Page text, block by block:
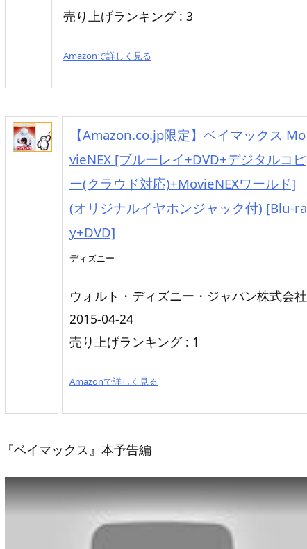
売り上げランキング : 3
Amazonで詳しく見る
【Amazon.co.jp限定】ベイマックス Mo
vieNEX [ブルーレイ+DVD+デジタルコピ
ー(クラウド対応)+MovieNEXワールド]
(オリジナルイヤホンジャック付) [Blu-ra
y+DVD]
ディズニー
ウォルト・ディズニー・ジャパン株式会社
2015-04-24
売り上げランキング : 1
Amazonで詳しく見る
『ベイマックス』本予告編
この動画を YouTube で視聴